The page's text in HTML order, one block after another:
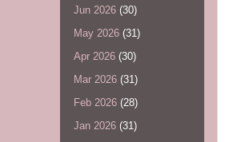
Jun 2026 (30)
May 2026 (31)
Apr 2026 (30)
Mar 2026 (31)
Feb 2026 (28)
Jan 2026 (31)